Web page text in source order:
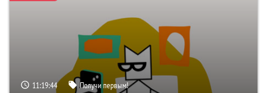
11:19:43 Получи первым!